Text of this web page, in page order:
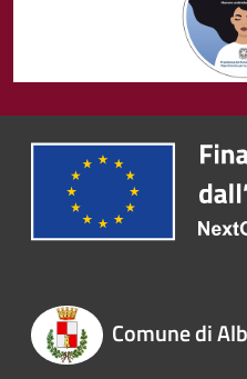
Comune di